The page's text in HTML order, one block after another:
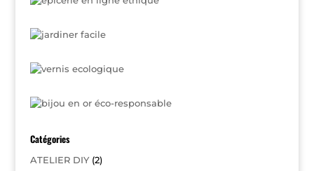
Catégories
ATELIER DIY(2)